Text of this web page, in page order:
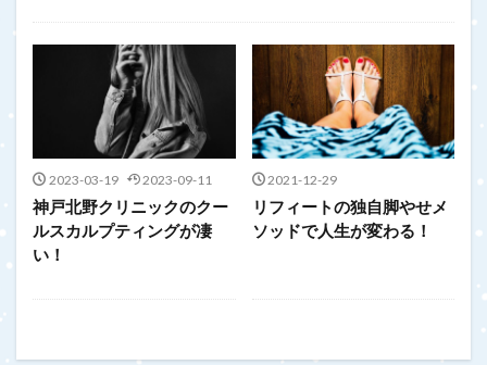
未分類
2023-03-19 2023-09-11
神戸北野クリニックのクー
ルスカルプティングが凄
い！
2021-12-29
リフィートの独自脚やせメ
ソッドで人生が変わる！